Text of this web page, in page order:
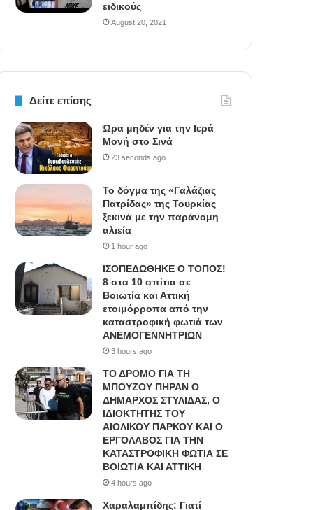
ειδικούς
August 20, 2021
Δείτε επίσης
Ώρα μηδέν για την Ιερά
Μονή στο Σινά
23 seconds ago
Το δόγμα της «Γαλάζιας
Πατρίδας» της Τουρκίας
ξεκινά με την παράνομη
αλιεία
1 hour ago
IΣΟΠΕΔΩΘΗΚΕ Ο ΤΟΠΟΣ!
8 στα 10 σπίτια σε
Βοιωτία και Αττική
ετοιμόρροπα από την
καταστροφική φωτιά των
ΑΝΕΜΟΓΕΝΝΗΤΡΙΩΝ
3 hours ago
ΤΟ ΔΡΟΜΟ ΓΙΑ ΤΗ
ΜΠΟΥΖΟΥ ΠΗΡΑΝ Ο
ΔΗΜΑΡΧΟΣ ΣΤΥΛΙΔΑΣ, O
ΙΔΙΟΚΤΗΤΗΣ ΤΟΥ
ΑΙΟΛΙΚΟΥ ΠΑΡΚΟΥ ΚΑΙ Ο
ΕΡΓΟΛΑΒΟΣ ΓΙΑ ΤΗΝ
ΚΑΤΑΣΤΡΟΦΙΚΗ ΦΩΤΙΑ ΣΕ
ΒΟΙΩΤΙΑ ΚΑΙ ΑΤΤΙΚΗ
4 hours ago
Χαραλαμπίδης: Γιατί